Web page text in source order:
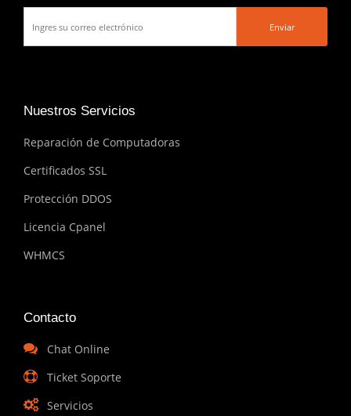
Nuestros Servicios
Reparación de Computadoras
Certificados SSL
Protección DDOS
Licencia Cpanel
WHMCS
Contacto
Chat Online
Ticket Soporte
Servicios